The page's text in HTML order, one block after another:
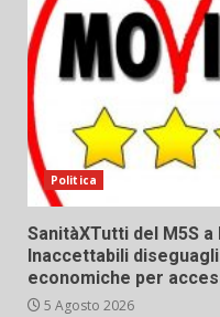
Politica
SanitàXTutti del M5S
Inaccettabili
economiche per
5 Agosto 2026